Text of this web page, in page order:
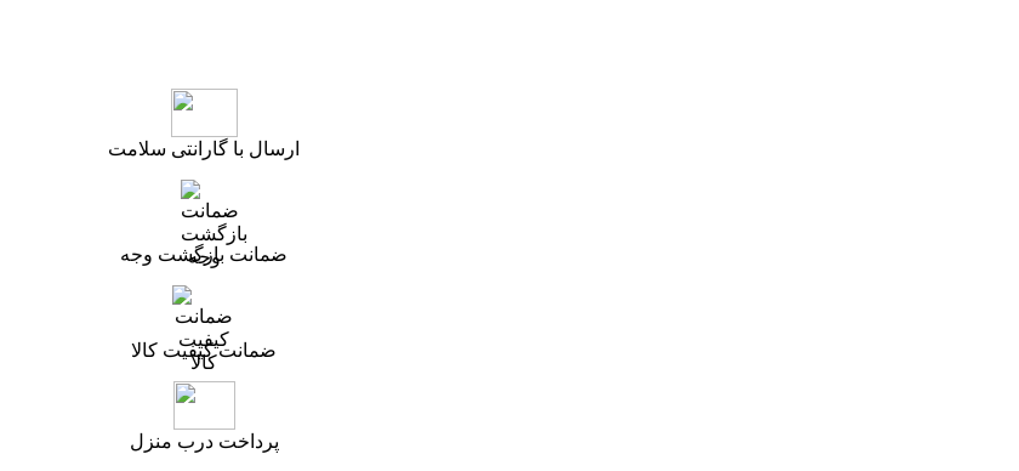
ارسال با گارانتی سلامت
ضمانت بازگشت وجه
ضمانت کیفیت کالا
پرداخت درب منزل